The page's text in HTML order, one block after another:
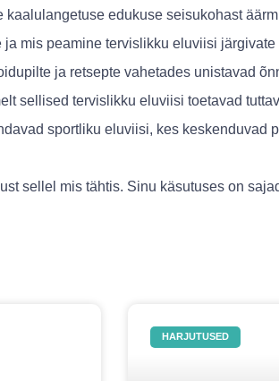
edukuse seisukohast
mis peamine tervislikku eluviisi
ja retsepte vahetades unistavad
sellised tervislikku eluviisi toetavad
sportliku eluviisi, kes keskenduvad
sellel mis tähtis. Sinu käsutuses on
HARJUTUSED